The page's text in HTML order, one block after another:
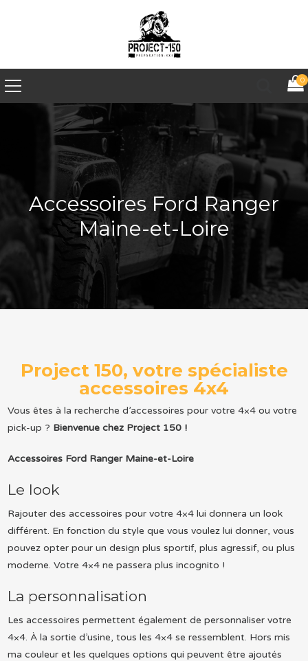
0
Accessoires Ford Ranger
Maine-et-Loire
Project 150, votre spécialiste
accessoires 4x4
Vous êtes à la recherche d’accessoires pour votre 4×4 ou votre
pick-up ? Bienvenue chez Project 150 !
Accessoires Ford Ranger Maine-et-Loire
Le look
Rajouter des accessoires pour votre 4×4 lui donnera un look
différent. En fonction du style que vous voulez lui donner, vous
pouvez opter pour un design plus sportif, plus agressif, ou plus
moderne. Votre 4×4 ne passera plus incognito !
La personnalisation
Les accessoires permettent également de personnaliser votre
4×4. À la sortie d’usine, tous les 4×4 se ressemblent. Hors mis
ma couleur et les quelques options qui peuvent être ajoutés